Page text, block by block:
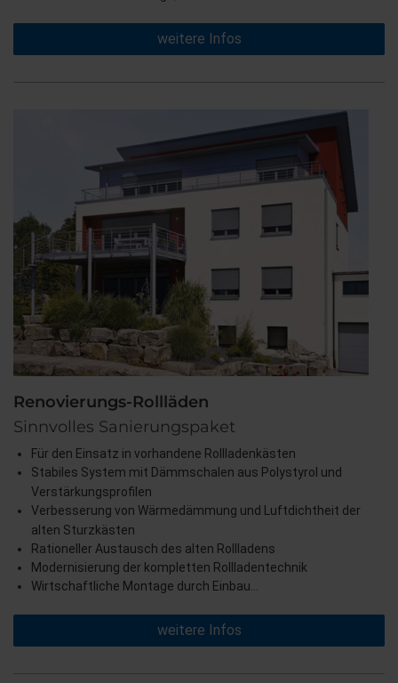
weitere Infos
Renovierungs-Rollläden
Sinnvolles Sanierungspaket
Für den Einsatz in vorhandene Rollladenkästen
Stabiles System mit Dämmschalen aus Polystyrol und
Verstärkungsprofilen
Verbesserung von Wärmedämmung und Luftdichtheit der
alten Sturzkästen
Rationeller Austausch des alten Rollladens
Modernisierung der kompletten Rollladentechnik
Wirtschaftliche Montage durch Einbau…
weitere Infos